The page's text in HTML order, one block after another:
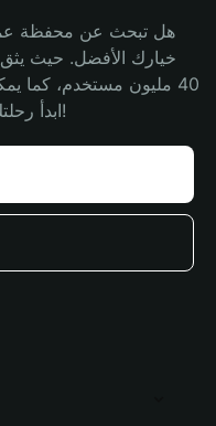
هل تبحث عن محفظة
على محفظة Bitget Wallet. ابدأ رحلتك الآن!